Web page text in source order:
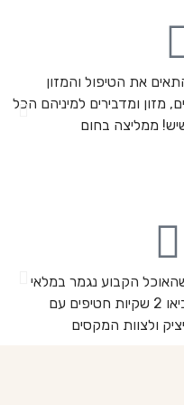
את הטיפול והמזון
מזון ומדבירים למיניהם הכל
שיש! ממליצה בחום
שהאוכל הקבוע נגמר במלאי
הציעו אוכל חלופי ודאגו לעדכן וגם הביאו 2 שקיות חטיפים עם
ולצוות המקסים